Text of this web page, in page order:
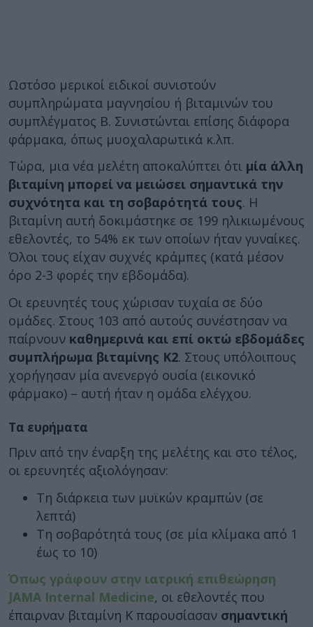
Ωστόσο μερικοί ειδικοί συνιστούν
συμπληρώματα μαγνησίου ή βιταμινών του
συμπλέγματος Β. Συνιστώνται επίσης διάφορα
φάρμακα, όπως μυοχαλαρωτικά κ.λπ.
Τώρα, μια νέα μελέτη αποκαλύπτει ότι μία άλλη
βιταμίνη μπορεί να μειώσει σημαντικά την
συχνότητα και τη σοβαρότητά τους. Η
βιταμίνη αυτή δοκιμάστηκε σε 199 ηλικιωμένους
εθελοντές, το 54% εκ των οποίων ήταν γυναίκες.
Όλοι τους είχαν συχνές κράμπες (κατά μέσον
όρο 2-3 φορές την εβδομάδα).
Οι ερευνητές τους χώρισαν τυχαία σε δύο
ομάδες. Στους 103 από αυτούς συνέστησαν να
παίρνουν καθημερινά και επί οκτώ εβδομάδες
συμπλήρωμα βιταμίνης Κ2. Στους υπόλοιπους
χορήγησαν μία ανενεργό ουσία (εικονικό
φάρμακο) – αυτή ήταν η ομάδα ελέγχου.
Τα ευρήματα
Πριν από την έναρξη της μελέτης και στο τέλος,
οι ερευνητές αξιολόγησαν:
Τη διάρκεια των μυϊκών κραμπών (σε
λεπτά)
Τη σοβαρότητά τους (σε μία κλίμακα από 1
έως το 10)
Όπως γράφουν στην ιατρική επιθεώρηση
JAMA Internal Medicine, οι εθελοντές που
έπαιρναν βιταμίνη Κ παρουσίασαν σημαντική